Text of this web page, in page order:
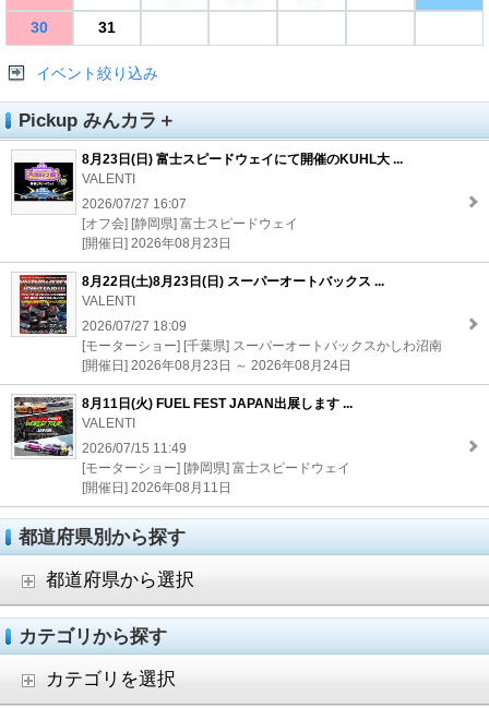
30
31
イベント絞り込み
Pickup みんカラ＋
8月23日(日) 富士スピードウェイにて開催のKUHL大 ...
VALENTI
2026/07/27 16:07
[オフ会] [静岡県] 富士スピードウェイ
[開催日] 2026年08月23日
8月22日(土)8月23日(日) スーパーオートバックス ...
VALENTI
2026/07/27 18:09
[モーターショー] [千葉県] スーパーオートバックスかしわ沼南
[開催日] 2026年08月23日 ～ 2026年08月24日
8月11日(火) FUEL FEST JAPAN出展します ...
VALENTI
2026/07/15 11:49
[モーターショー] [静岡県] 富士スピードウェイ
[開催日] 2026年08月11日
都道府県別から探す
都道府県から選択
カテゴリから探す
カテゴリを選択